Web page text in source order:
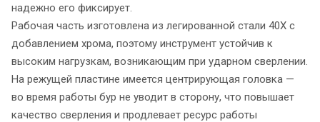
надежно его фиксирует.
Рабочая часть изготовлена из легированной стали 40Х с
добавлением хрома, поэтому инструмент устойчив к
высоким нагрузкам, возникающим при ударном сверлении.
На режущей пластине имеется центрирующая головка —
во время работы бур не уводит в сторону, что повышает
качество сверления и продлевает ресурс работы